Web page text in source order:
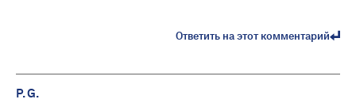
Ответить на этот комментарий
P. G.